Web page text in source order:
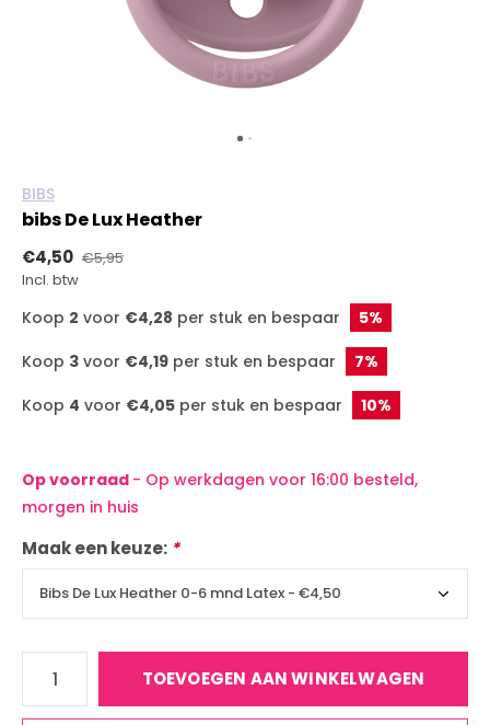
BIBS
bibs De Lux Heather
€4,50 €5,95
Incl. btw
Koop 2 voor €4,28 per stuk en bespaar
5%
Koop 3 voor €4,19 per stuk en bespaar
7%
Koop 4 voor €4,05 per stuk en bespaar 10%
Op voorraad - Op werkdagen voor 16:00 besteld,
morgen in huis
Maak een keuze: *
TOEVOEGEN AAN WINKELWAGEN